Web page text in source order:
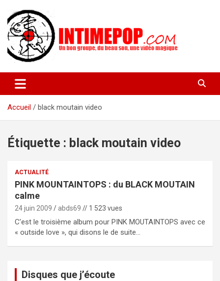
contenu
intimepop.com
actuelles pop rock, post-rock, indé sur Lyon. rock pop concert
lyon
Accueil
black moutain video
Étiquette : black moutain video
ACTUALITÉ
PINK MOUNTAINTOPS : du BLACK MOUTAIN
calme
24 juin 2009 abds69 // 1 523 vues
C’est le troisième album pour PINK MOUTAINTOPS avec ce
« outside love », qui disons le de suite…
Disques que j’écoute